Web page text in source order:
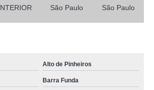
drywall teto ARUJÁ
porta em drywall Piracicaba
drywall Indaiatuba
drywall Lapa
São Paulo São Paulo
Alto de Pinheiros
Barra Funda